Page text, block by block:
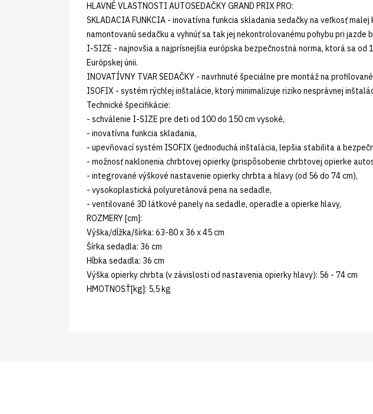
HLAVNÉ VLASTNOSTI AUTOSEDAČKY GRAND PRIX PRO:
SKLADACIA FUNKCIA - inovatívna funkcia skladania sedačky na veľkosť
namontovanú sedačku a vyhnúť sa tak jej nekontrolovanému pohybu pri jazde
I-SIZE - najnovšia a najprísnejšia európska bezpečnostná norma, ktorá sa
Európskej únii.
INOVATÍVNY TVAR SEDAČKY - navrhnuté špeciálne pre montáž na
ISOFIX - systém rýchlej inštalácie, ktorý minimalizuje riziko nesprávnej
Technické špecifikácie:
- schválenie I-SIZE pre deti od 100 do 150 cm vysoké,
- inovatívna funkcia skladania,
- upevňovací systém ISOFIX (jednoduchá inštalácia, lepšia stabilita a
- možnosť naklonenia chrbtovej opierky (prispôsobenie chrbtovej opierke
- integrované výškové nastavenie opierky chrbta a hlavy (od 56 do 74 cm),
- vysokoplastická polyuretánová pena na sedadle,
- ventilované 3D látkové panely na sedadle, operadle a opierke hlavy,
ROZMERY [cm]:
Výška/dĺžka/šírka: 63-80 x 36 x 45 cm
Šírka sedadla: 36 cm
Hĺbka sedadla: 36 cm
Výška opierky chrbta (v závislosti od nastavenia opierky hlavy): 56 - 74 cm
HMOTNOSŤ[kg]: 5,5 kg